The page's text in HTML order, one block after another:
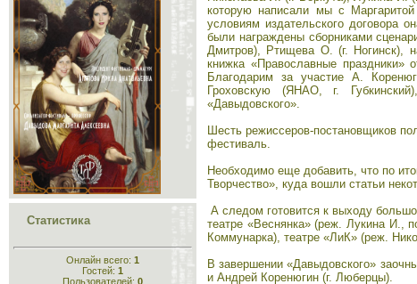
Статистика
Онлайн всего: 1
Гостей: 1
Пользователей: 0
которую написали мы с
условиям издательского договора
были награждены сборниками
Дмитров), Ртищева О. (г. Ногинск),
книжка «Православные праздники»
Благодарим за участие А.
Гроховскую (ЯНАО, г.
«Давыдовского».
Шесть режиссеров-постановщиков
фестиваль.
Необходимо еще добавить, что по
Творчество», куда вошли статьи
А следом готовится к выходу
театре «Веснянка» (реж. Лукина И.,
Коммунарка), театре «ЛиК» (реж.
В завершении «Давыдовского»
и Андрей Коренюгин (г. Люберцы).